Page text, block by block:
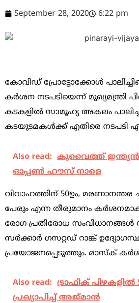
September 28, 2020 6:22 pm
കോവിഡ് പ്രോട്ടോക്കോൾ
കർശന നടപടിയെന്ന് മുഖ്യമന്ത്രി
കടകളിൽ സാമൂഹ്യ അകലം
കടയുടമകൾക്ക് എതിരെ നടപടി
Also read: കുവൈത്ത്
ഓപ്പണ്‍ ഹൗസ് നാളെ
വിവാഹത്തിന് 50ഉം,
പേരും എന്ന തീരുമാനം
രോഗ പ്രതിരോധ സംവിധാനങ്ങൾ
സർക്കാർ ഗസറ്റഡ് റാങ്ക്
പ്രയോജനപ്പെടുത്തും. മാസ്ക്
Also read: ട്രാഫിക് പിഴകളിൽ
പ്രഖ്യാപിച്ച് അജ്മാൻ